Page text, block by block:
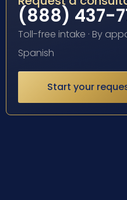
(888) 437-
Toll-free intake · By
Spanish
Start your